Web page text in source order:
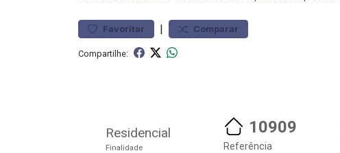
Favoritar | Comparar
Compartilhe:
Residencial
Finalidade
10909
Referência